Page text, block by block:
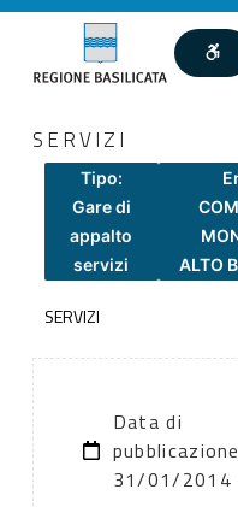
SERVIZI
Tipo:
Gare di
appalto
servizi
ALTO
SERVIZI
Data di
31/01/2014